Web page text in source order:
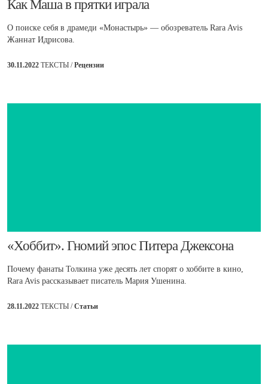
Как Маша в прятки играла
О поиске себя в драмеди «Монастырь» — обозреватель Rara Avis
Жаннат Идрисова.
30.11.2022 ТЕКСТЫ /Рецензии
​«Хоббит». Гномий эпос Питера Джексона
Почему фанаты Толкина уже десять лет спорят о хоббите в кино,
Rara Avis рассказывает писатель Мария Ушенина.
28.11.2022 ТЕКСТЫ /Статьи